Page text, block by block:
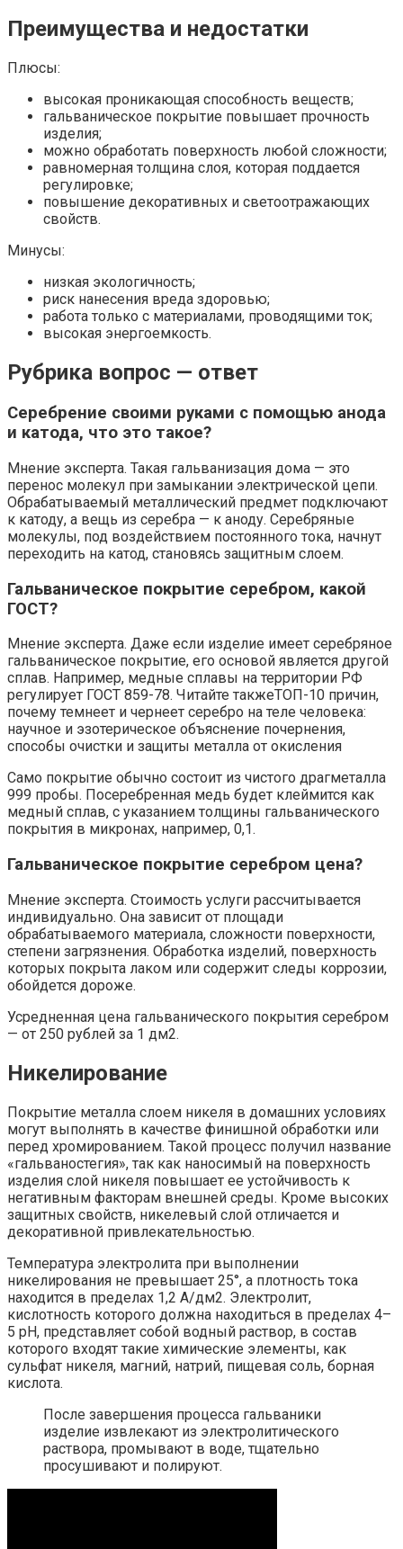
Преимущества и недостатки
Плюсы:
высокая проникающая способность веществ;
гальваническое покрытие повышает прочность
изделия;
можно обработать поверхность любой сложности;
равномерная толщина слоя, которая поддается
регулировке;
повышение декоративных и светоотражающих
свойств.
Минусы:
низкая экологичность;
риск нанесения вреда здоровью;
работа только с материалами, проводящими ток;
высокая энергоемкость.
Рубрика вопрос — ответ
Серебрение своими руками с помощью анода
и катода, что это такое?
Мнение эксперта. Такая гальванизация дома — это
перенос молекул при замыкании электрической цепи.
Обрабатываемый металлический предмет подключают
к катоду, а вещь из серебра — к аноду. Серебряные
молекулы, под воздействием постоянного тока, начнут
переходить на катод, становясь защитным слоем.
Гальваническое покрытие серебром, какой
ГОСТ?
Мнение эксперта. Даже если изделие имеет серебряное
гальваническое покрытие, его основой является другой
сплав. Например, медные сплавы на территории РФ
регулирует ГОСТ 859-78. Читайте такжеТОП-10 причин,
почему темнеет и чернеет серебро на теле человека:
научное и эзотерическое объяснение почернения,
способы очистки и защиты металла от окисления
Само покрытие обычно состоит из чистого драгметалла
999 пробы. Посеребренная медь будет клеймится как
медный сплав, с указанием толщины гальванического
покрытия в микронах, например, 0,1.
Гальваническое покрытие серебром цена?
Мнение эксперта. Стоимость услуги рассчитывается
индивидуально. Она зависит от площади
обрабатываемого материала, сложности поверхности,
степени загрязнения. Обработка изделий, поверхность
которых покрыта лаком или содержит следы коррозии,
обойдется дороже.
Усредненная цена гальванического покрытия серебром
— от 250 рублей за 1 дм2.
Никелирование
Покрытие металла слоем никеля в домашних условиях
могут выполнять в качестве финишной обработки или
перед хромированием. Такой процесс получил название
«гальваностегия», так как наносимый на поверхность
изделия слой никеля повышает ее устойчивость к
негативным факторам внешней среды. Кроме высоких
защитных свойств, никелевый слой отличается и
декоративной привлекательностью.
Температура электролита при выполнении
никелирования не превышает 25°, а плотность тока
находится в пределах 1,2 А/дм2. Электролит,
кислотность которого должна находиться в пределах 4–
5 pH, представляет собой водный раствор, в состав
которого входят такие химические элементы, как
сульфат никеля, магний, натрий, пищевая соль, борная
кислота.
После завершения процесса гальваники
изделие извлекают из электролитического
раствора, промывают в воде, тщательно
просушивают и полируют.